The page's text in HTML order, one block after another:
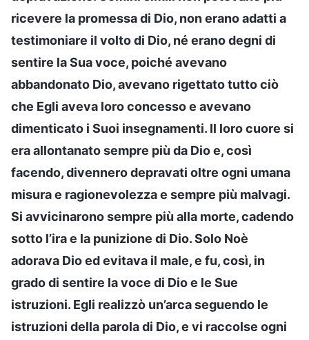
ricevere la promessa di Dio, non erano adatti a
testimoniare il volto di Dio, né erano degni di
sentire la Sua voce, poiché avevano
abbandonato Dio, avevano rigettato tutto ciò
che Egli aveva loro concesso e avevano
dimenticato i Suoi insegnamenti. Il loro cuore si
era allontanato sempre più da Dio e, così
facendo, divennero depravati oltre ogni umana
misura e ragionevolezza e sempre più malvagi.
Si avvicinarono sempre più alla morte, cadendo
sotto l’ira e la punizione di Dio. Solo Noè
adorava Dio ed evitava il male, e fu, così, in
grado di sentire la voce di Dio e le Sue
istruzioni. Egli realizzò un’arca seguendo le
istruzioni della parola di Dio, e vi raccolse ogni